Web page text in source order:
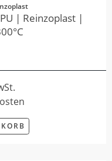
| Reinzoplast |